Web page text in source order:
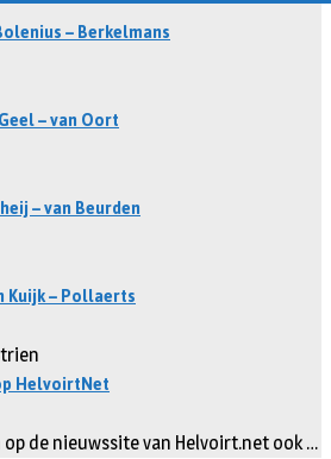
– Berkelmans
– van Oort
– van Beurden
Kuijk – Pollaerts
HelvoirtNet
op de nieuwssite van Helvoirt.net ook …